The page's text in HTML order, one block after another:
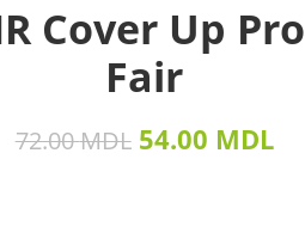
Cover Up
Fair
72.00MDL 54.00 MDL